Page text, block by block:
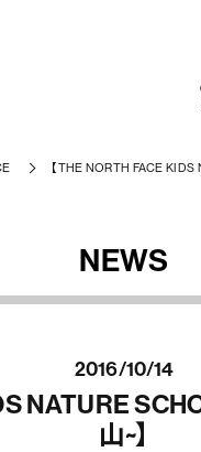
【THE NORTH FACE KIDS
NEWS
2016/10/14
NATURE
山~】